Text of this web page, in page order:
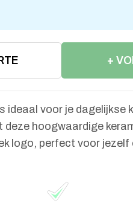
+
ideaal voor je dagelijkse
hoogwaardige
logo, perfect voor